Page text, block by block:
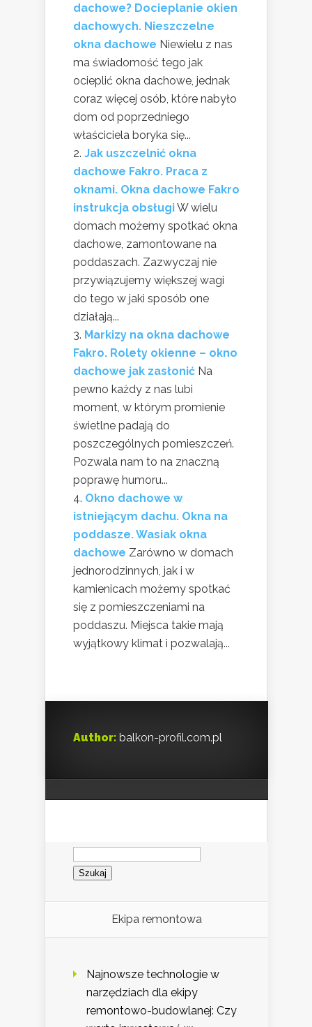
dachowe? Docieplanie okien
dachowych. Nieszczelne
okna dachowe Niewielu z nas
ma świadomość tego jak
ocieplić okna dachowe, jednak
coraz więcej osób, które nabyło
dom od poprzedniego
właściciela boryka się...
Jak uszczelnić okna
dachowe Fakro. Praca z
oknami. Okna dachowe Fakro
instrukcja obsługiW wielu
domach możemy spotkać okna
dachowe, zamontowane na
poddaszach. Zazwyczaj nie
przywiązujemy większej wagi
do tego w jaki sposób one
działają...
Markizy na okna dachowe
Fakro. Rolety okienne – okno
dachowe jak zasłonić Na
pewno każdy z nas lubi
moment, w którym promienie
świetlne padają do
poszczególnych pomieszczeń.
Pozwala nam to na znaczną
poprawę humoru...
Okno dachowe w
istniejącym dachu. Okna na
poddasze. Wasiak okna
dachowe Zarówno w domach
jednorodzinnych, jak i w
kamienicach możemy spotkać
się z pomieszczeniami na
poddaszu. Miejsca takie mają
wyjątkowy klimat i pozwalają...
Author: balkon-profil.com.pl
Szukaj:
Ekipa remontowa
Najnowsze technologie w
narzędziach dla ekipy
remontowo-budowlanej: Czy